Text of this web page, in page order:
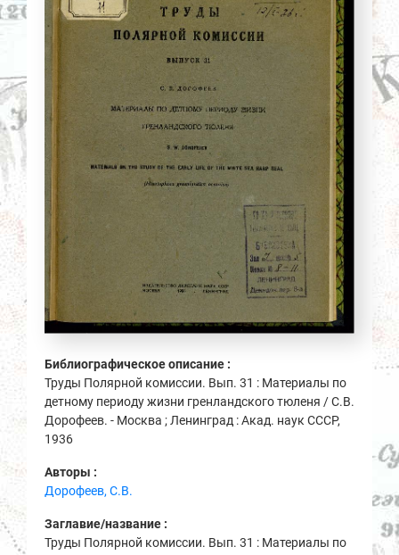
Библиографическое описание :
Труды Полярной комиссии. Вып. 31 : Материалы по
детному периоду жизни гренландского тюленя / С.В.
Дорофеев. - Москва ; Ленинград : Акад. наук СССР,
1936
Авторы :
Дорофеев, С.В.
Заглавие/название :
Труды Полярной комиссии. Вып. 31 : Материалы по